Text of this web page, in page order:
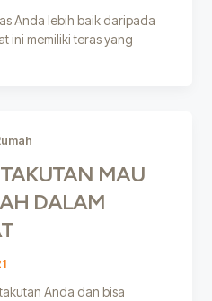
Anda lebih baik daripada
ini memiliki teras yang
MAU
DALAM
Anda dan bisa